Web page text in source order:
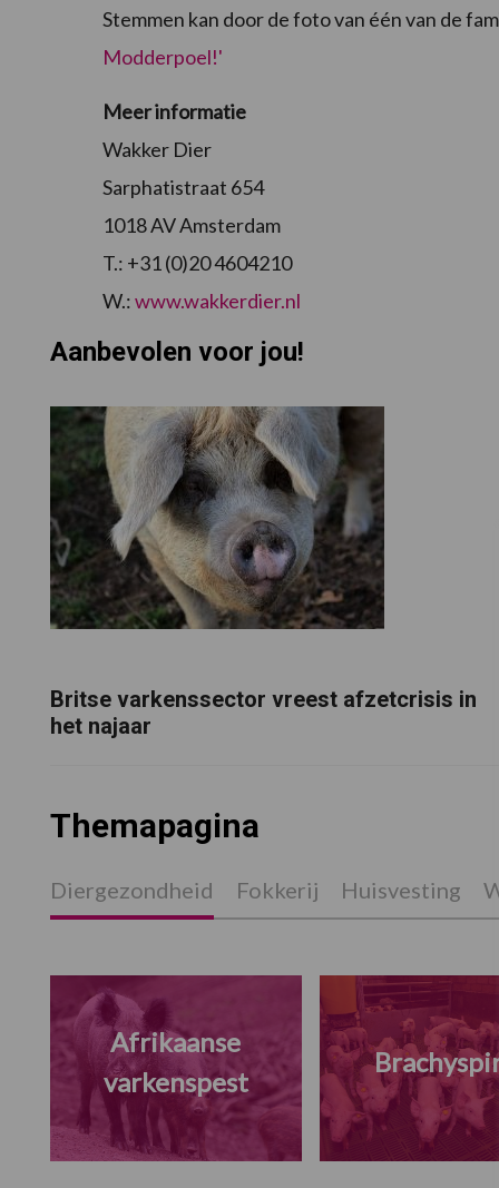
Stemmen kan door de foto van één van de
Modderpoel!'
Meer informatie
Wakker Dier
Sarphatistraat 654
1018 AV Amsterdam
T.: +31 (0)20 4604210
W.:www.wakkerdier.nl
Aanbevolen voor jou!
Britse varkenssector vreest afzetcrisis in
het najaar
Themapagina
Diergezondheid Fokkerij Huisvesting
Afrikaanse
varkenspest